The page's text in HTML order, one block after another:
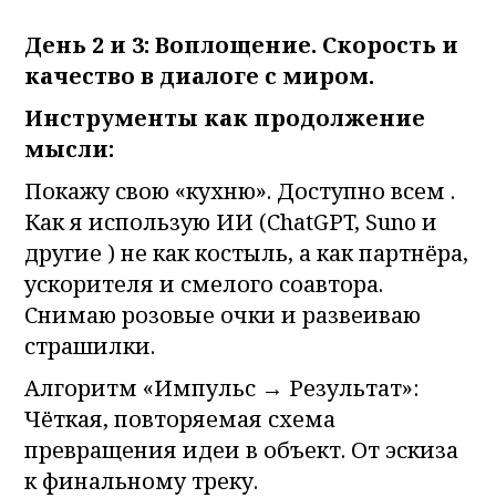
День 2 и 3: Воплощение. Скорость и
качество в диалоге с миром.
Инструменты как продолжение
мысли:
Покажу свою «кухню». Доступно всем .
Как я использую ИИ (ChatGPT, Suno и
другие ) не как костыль, а как партнёра,
ускорителя и смелого соавтора.
Снимаю розовые очки и развеиваю
страшилки.
Алгоритм «Импульс → Результат»:
Чёткая, повторяемая схема
превращения идеи в объект. От эскиза
к финальному треку.